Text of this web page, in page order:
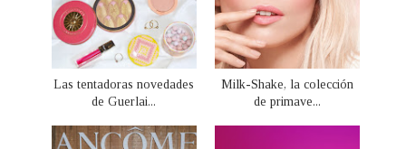
Las tentadoras novedades
de Guerlai...
Milk-Shake, la colección
de primave...